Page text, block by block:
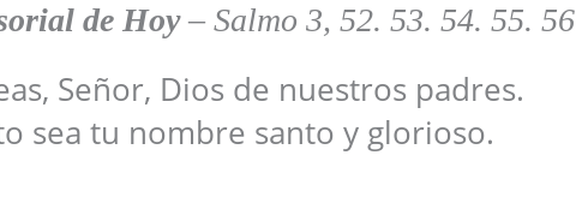
de Hoy –Salmo 3, 52. 53. 54. 55. 56
Señor, Dios de nuestros padres.
sea tu nombre santo y glorioso.